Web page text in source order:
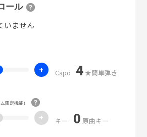
ール
いません
+ Capo 4 ★簡単弾き
限定機能）
+ キー 0 原曲キー